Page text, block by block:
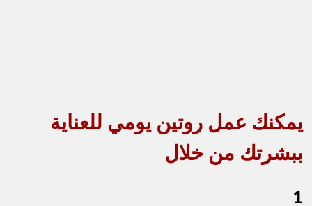
يمكنك عمل روتين يومي للعناية
ببشرتك من خلال
1